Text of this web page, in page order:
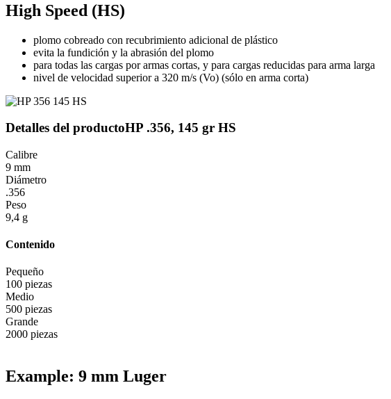
High Speed (HS)
plomo cobreado con recubrimiento adicional de plástico
evita la fundición y la abrasión del plomo
para todas las cargas por armas cortas, y para cargas reducidas para arma larga
nivel de velocidad superior a 320 m/s (Vo) (sólo en arma corta)
Detalles del productoHP .356, 145 gr HS
Calibre
9 mm
Diámetro
.356
Peso
9,4 g
Contenido
Pequeño
100 piezas
Medio
500 piezas
Grande
2000 piezas
Example: 9 mm Luger